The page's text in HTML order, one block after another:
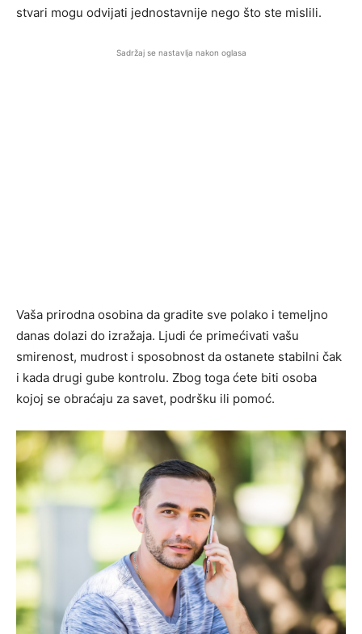
stvari mogu odvijati jednostavnije nego što ste mislili.
Sadržaj se nastavlja nakon oglasa
Vaša prirodna osobina da gradite sve polako i temeljno
danas dolazi do izražaja. Ljudi će primećivati vašu
smirenost, mudrost i sposobnost da ostanete stabilni čak
i kada drugi gube kontrolu. Zbog toga ćete biti osoba
kojoj se obraćaju za savet, podršku ili pomoć.